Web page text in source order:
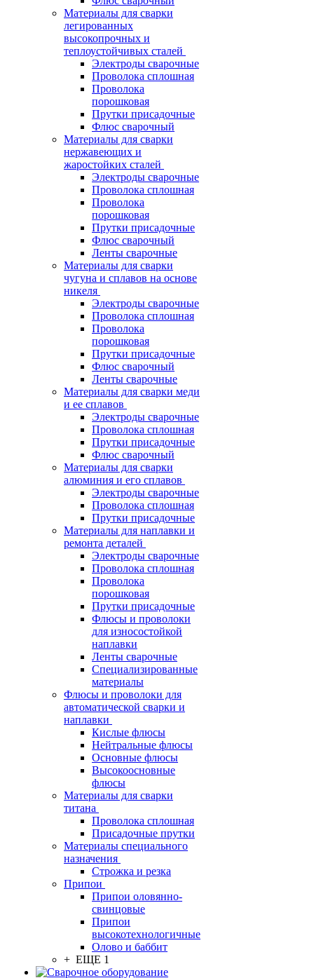
Материалы для сварки
легированных
высокопрочных и
теплоустойчивых сталей
Электроды сварочные
Проволока сплошная
Проволока
порошковая
Прутки присадочные
Флюс сварочный
Материалы для сварки
нержавеющих и
жаростойких сталей
Электроды сварочные
Проволока сплошная
Проволока
порошковая
Прутки присадочные
Флюс сварочный
Ленты сварочные
Материалы для сварки
чугуна и сплавов на основе
никеля
Электроды сварочные
Проволока сплошная
Проволока
порошковая
Прутки присадочные
Флюс сварочный
Ленты сварочные
Материалы для сварки меди
и ее сплавов
Электроды сварочные
Проволока сплошная
Прутки присадочные
Флюс сварочный
Материалы для сварки
алюминия и его сплавов
Электроды сварочные
Проволока сплошная
Прутки присадочные
Материалы для наплавки и
ремонта деталей
Электроды сварочные
Проволока сплошная
Проволока
порошковая
Прутки присадочные
Флюсы и проволоки
для износостойкой
наплавки
Ленты сварочные
Специализированные
материалы
Флюсы и проволоки для
автоматической сварки и
наплавки
Кислые флюсы
Нейтральные флюсы
Основные флюсы
Высокоосновные
флюсы
Материалы для сварки
титана
Проволока сплошная
Присадочные прутки
Материалы специального
назначения
Строжка и резка
Припои
Припои оловянно-
свинцовые
Припои
высокотехнологичные
Олово и баббит
+ ЕЩЕ 1